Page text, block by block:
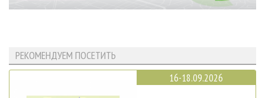
РЕКОМЕНДУЕМ ПОСЕТИТЬ
16-18.09.2026